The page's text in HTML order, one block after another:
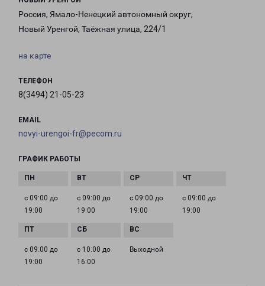
Россия, Ямало-Ненецкий автономный округ,
Новый Уренгой, Таёжная улица, 224/1
на карте
ТЕЛЕФОН
8(3494) 21-05-23
EMAIL
novyi-urengoi-fr@pecom.ru
ГРАФИК РАБОТЫ
с 09:00 до
19:00
с 09:00 до
19:00
с 09:00 до
19:00
с 09:00 до
19:00
с 09:00 до
19:00
с 10:00 до
16:00
Выходной